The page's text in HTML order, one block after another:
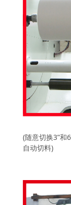
(随意切换3”和
自动切料)